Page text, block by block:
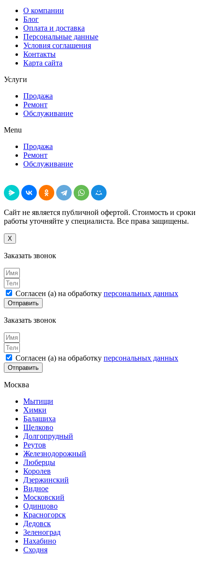
О компании
Блог
Оплата и доставка
Персональные данные
Условия соглашения
Контакты
Карта сайта
Услуги
Продажа
Ремонт
Обслуживание
Menu
Продажа
Ремонт
Обслуживание
Сайт не является публичной офертой. Стоимость и сроки
работы уточняйте у специалиста. Все права защищены.
X
Заказать звонок
Согласен (а) на обработку персональных данных
Отправить
Заказать звонок
Согласен (а) на обработку персональных данных
Отправить
Москва
Мытищи
Химки
Балашиха
Щелково
Долгопрудный
Реутов
Железнодорожный
Люберцы
Королев
Дзержинский
Видное
Московский
Одинцово
Красногорск
Дедовск
Зеленоград
Нахабино
Сходня